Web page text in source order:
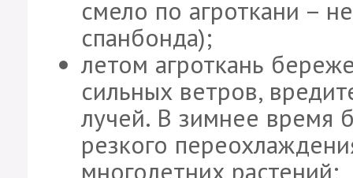
смело по агроткани –
спанбонда);
летом агроткань
сильных ветров,
лучей. В зимнее время
резкого
многолетних растений;